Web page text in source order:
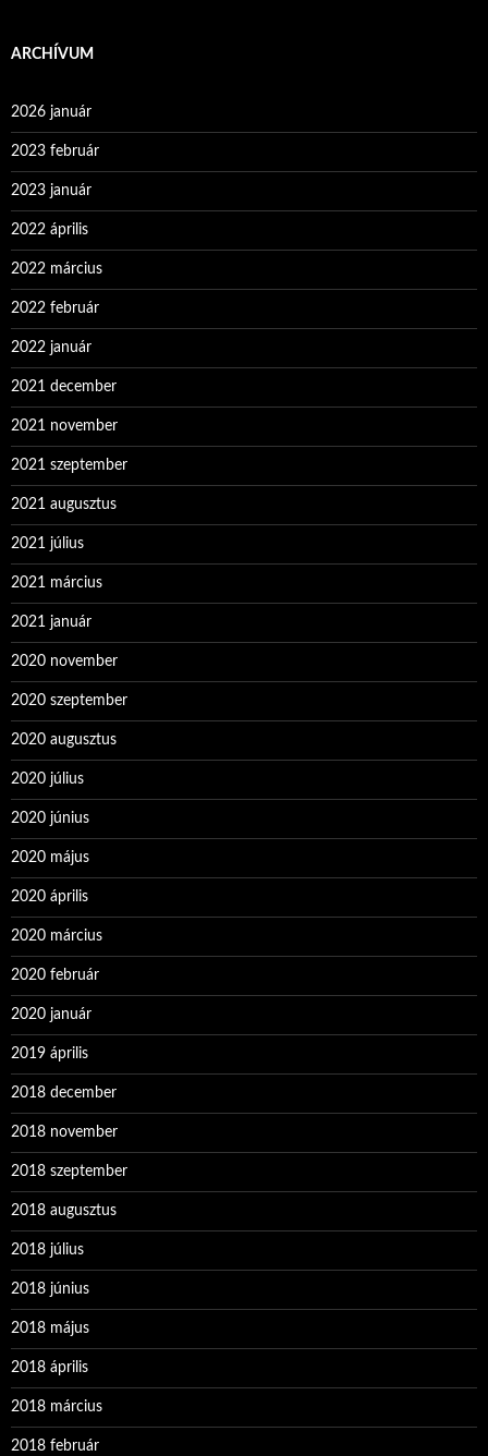
ARCHÍVUM
2026 január
2023 február
2023 január
2022 április
2022 március
2022 február
2022 január
2021 december
2021 november
2021 szeptember
2021 augusztus
2021 július
2021 március
2021 január
2020 november
2020 szeptember
2020 augusztus
2020 július
2020 június
2020 május
2020 április
2020 március
2020 február
2020 január
2019 április
2018 december
2018 november
2018 szeptember
2018 augusztus
2018 július
2018 június
2018 május
2018 április
2018 március
2018 február